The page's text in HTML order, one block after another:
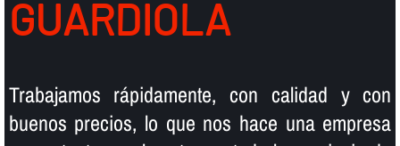
GUARDIOLA
Trabajamos rápidamente, con calidad y con
buenos precios, lo que nos hace una empresa